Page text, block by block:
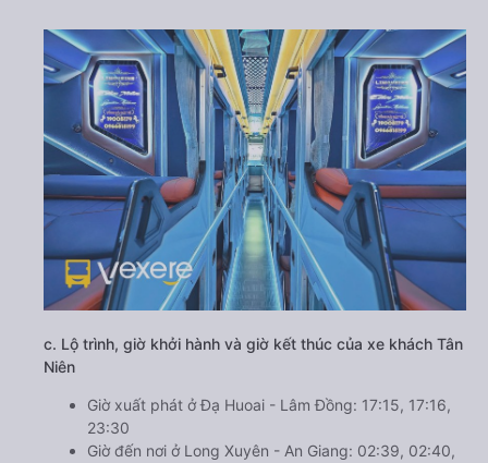
c. Lộ trình, giờ khởi hành và giờ kết thúc của xe khách Tân
Niên
Giờ xuất phát ở Đạ Huoai - Lâm Đồng: 17:15, 17:16,
23:30
Giờ đến nơi ở Long Xuyên - An Giang: 02:39, 02:40,